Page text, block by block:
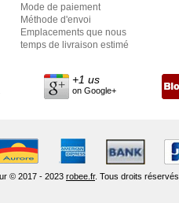
Mode de paiement
Méthode d'envoi
Emplacements que nous
expédions
temps de livraison estimé
+1 us
on Google+
© 2017 - 2023 robee.fr. Tous droits réservés